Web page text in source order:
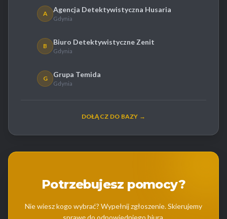
A Agencja Detektywistyczna Husaria
Gdynia
B Biuro Detektywistyczne Zenit
Gdynia
G Grupa Temida
Gdynia
DOŁĄCZ DO BAZY →
Potrzebujesz pomocy?
Nie wiesz kogo wybrać? Wypełnij zgłoszenie. Skierujemy